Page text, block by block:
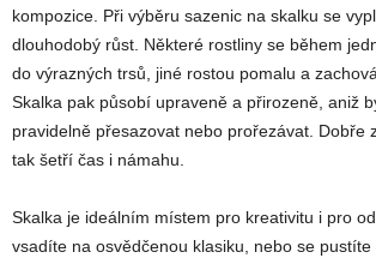
kompozice. Při výběru sazenic na skalku se
dlouhodobý růst. Některé rostliny se během
do výrazných trsů, jiné rostou pomalu a
Skalka pak působí upraveně a přirozeně, aniž
pravidelně přesazovat nebo prořezávat. Dobře
tak šetří čas i námahu.
Skalka je ideálním místem pro kreativitu i pro
vsadíte na osvědčenou klasiku, nebo se